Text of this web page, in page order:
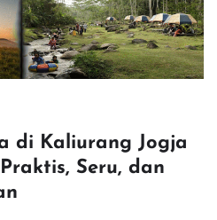
di Kaliurang Jogja
Seru, dan